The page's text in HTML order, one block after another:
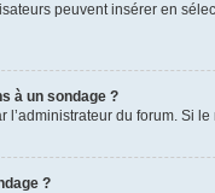
peuvent insérer en
à un sondage ?
l’administrateur du forum. Si
?